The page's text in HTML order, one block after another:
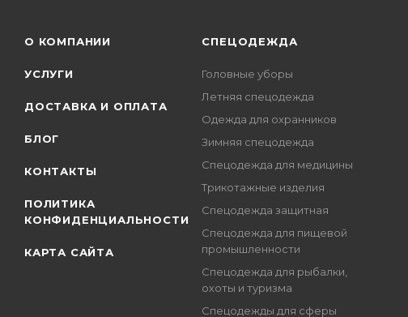
О КОМПАНИИ
УСЛУГИ
ДОСТАВКА И ОПЛАТА
БЛОГ
КОНТАКТЫ
ПОЛИТИКА
КОНФИДЕНЦИАЛЬНОСТИ
КАРТА САЙТА
СПЕЦОДЕЖДА
Головные уборы
Летняя спецодежда
Одежда для охранников
Зимняя спецодежда
Спецодежда для медицины
Трикотажные изделия
Спецодежда защитная
Спецодежда для пищевой
промышленности
Спецодежда для рыбалки,
охоты и туризма
Спецодежды для сферы